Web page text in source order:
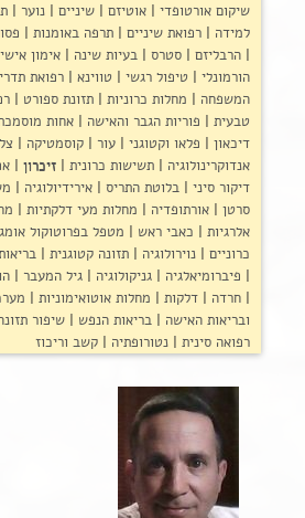
שיקום אורטופדי
אוטיזם שיניים נוער
למידה
רפואת שיניים תרפה באומנות
הרבליזם
סטרס בעיות שינה אימון אישי
הורמונלי
טיפול רגשי טווינא רפואת
המשפחה
מחלות כרוניות תזונת ספורט
טבעית
פוריות הגבר והאישה אחות
דיכאון
פלאו וקטוגני עור קוסמטיקה
אנדוקרינולוגיה
תשישות כרונית זיכרון
דיקור סיני
בלוטת התריס אירידיולוגיה
סרטן
אורתופדיה מחלות מעי דלקתיות
אלרגיות
כאבי ראש מטפל בפרוטוקול אומגה 3
כרוניים
נוירולוגיה תזונה קטוגנית
פיברומיאלגיה
גניקולוגיה גיל המעבר
חרדה
דלקות מחלות אוטואימוניות
ובריאות האישה
בריאות הנפש
שיפור
רפואה סינית
נטורופתיה קשב וריכוז